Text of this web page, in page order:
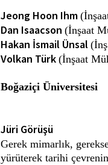
Jeong Hoon Ihm
Dan Isaacson (İnşaat
Hakan İsmail Ünsal
Volkan Türk (İnşaat
Boğaziçi Üniversitesi
Jüri Görüşü
Gerek mimarlık,
yürüterek tarihi